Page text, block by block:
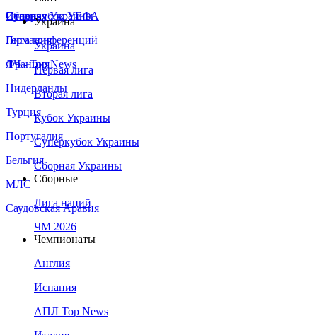
Сборная Украины
Италия
Германия
Франция
Нидерланды
Турция
Португалия
Бельгия
МЛС
Саудовская Аравия
Суперкубок УЕФА
Лига конференций
ЛЧ - Top News
Украина
Украина
Первая лига
Вторая лига
Кубок Украины
Суперкубок Украины
Сборная Украины
Сборные
Лига наций
ЧМ 2026
Чемпионаты
Англия
Испания
АПЛ Top News